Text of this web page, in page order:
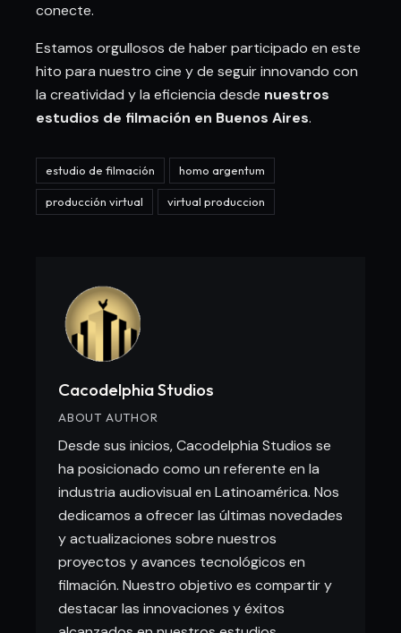
conecte.
Estamos orgullosos de haber participado en este
hito para nuestro cine y de seguir innovando con
la creatividad y la eficiencia desde nuestros
estudios de filmación en Buenos Aires.
estudio de filmación homo argentum
producción virtual virtual produccion
Cacodelphia Studios
ABOUT AUTHOR
Desde sus inicios, Cacodelphia Studios se
ha posicionado como un referente en la
industria audiovisual en Latinoamérica. Nos
dedicamos a ofrecer las últimas novedades
y actualizaciones sobre nuestros
proyectos y avances tecnológicos en
filmación. Nuestro objetivo es compartir y
destacar las innovaciones y éxitos